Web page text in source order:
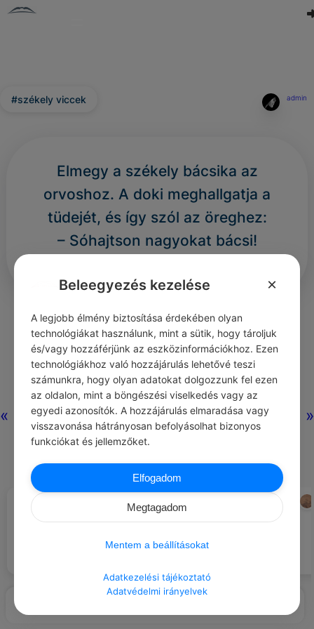
« »
#székely viccek admin
Elmegy a székely bácsika az
orvoshoz. A doki meghallgatja a
tüdejét, és így szól az öreghez:
– Sóhajtson nagyokat bácsi!
Nincs még hozzászólás.
#NAPI TIPP
találkozókat vagy programokat.
LAO-CE
dolgokhoz, amíg könnyűek.
Beleegyezés kezelése ×
A legjobb élmény biztosítása érdekében olyan
technológiákat használunk, mint a sütik, hogy tároljuk
és/vagy hozzáférjünk az eszközinformációkhoz. Ezen
technológiákhoz való hozzájárulás lehetővé teszi
számunkra, hogy olyan adatokat dolgozzunk fel ezen
az oldalon, mint a böngészési viselkedés vagy az
egyedi azonosítók. A hozzájárulás elmaradása vagy
visszavonása hátrányosan befolyásolhat bizonyos
funkciókat és jellemzőket.
Elfogadom
Megtagadom
Mentem a beállításokat
Adatkezelési tájékoztató
Adatvédelmi irányelvek